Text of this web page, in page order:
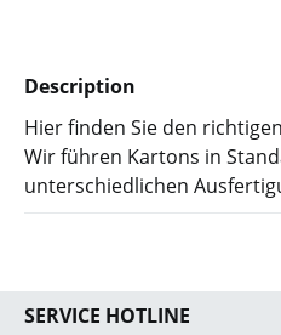
Description
Hier finden Sie den
Wir führen Kartons in
unterschiedlichen
SERVICE HOTLINE